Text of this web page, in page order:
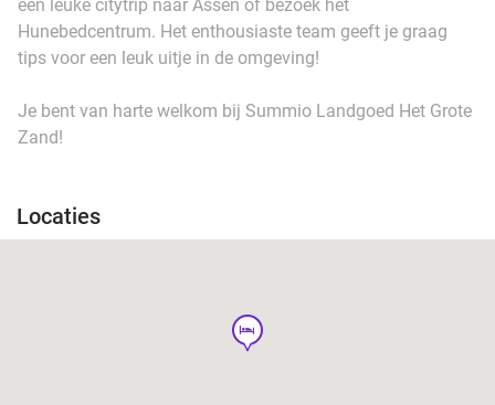
een leuke citytrip naar Assen of bezoek het
Hunebedcentrum. Het enthousiaste team geeft je graag
tips voor een leuk uitje in de omgeving!
Je bent van harte welkom bij Summio Landgoed Het Grote
Zand!
Locaties
hotel